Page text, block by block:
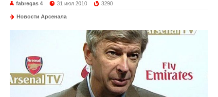
fabregas 4 31 июл 2010 3290
Новости Арсенала